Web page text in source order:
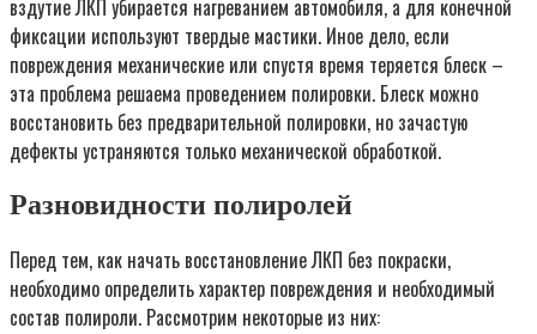
вздутие ЛКП убирается нагреванием автомобиля, а для конечной
фиксации используют твердые мастики. Иное дело, если
повреждения механические или спустя время теряется блеск –
эта проблема решаема проведением полировки. Блеск можно
восстановить без предварительной полировки, но зачастую
дефекты устраняются только механической обработкой.
Разновидности полиролей
Перед тем, как начать восстановление ЛКП без покраски,
необходимо определить характер повреждения и необходимый
состав полироли. Рассмотрим некоторые из них: